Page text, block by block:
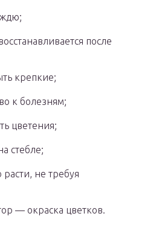
после
крепкие;
к болезням;
цветения;
стебле;
расти, не требуя
— окраска цветков.